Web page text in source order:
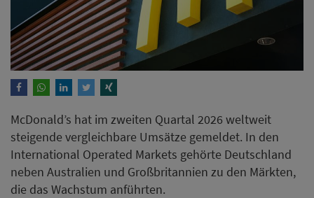
McDonald’s hat im zweiten Quartal 2026 weltweit
steigende vergleichbare Umsätze gemeldet. In den
International Operated Markets gehörte Deutschland
neben Australien und Großbritannien zu den Märkten,
die das Wachstum anführten.